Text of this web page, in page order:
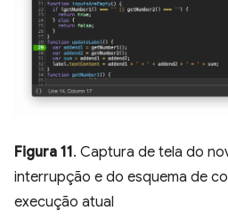
Figura 11. Captura de tela do
interrupção e do esquema de
execução atual